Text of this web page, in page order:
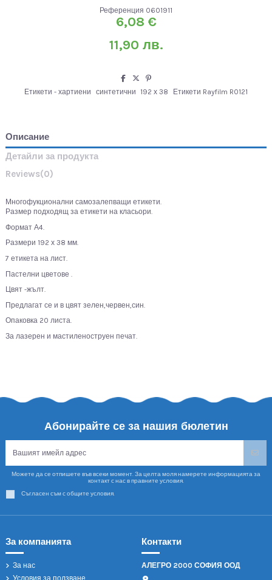
Референция 0601911
6,08 €
11,90 лв.
Етикети - хартиени синтетични 192 х 38 Етикети Rayfilm R0121
Описание
Детайли за продукта
Reviews(0)
Многофукционални самозалепващи етикети.
Размер подходящ за етикети на класьори.
Формат А4.
Размери 192 х 38 мм.
7 етикета на лист.
Пастелни цветове .
Цвят -жълт.
Предлагат се и в цвят зелен,червен,син.
Опаковка 20 листа.
За лазерен и мастиленоструен печат.
Абонирайте се за нашия бюлетин
Можете да се отпишете във всеки момент. За целта моля намерете информацията за
контакт с нас в правните условия.
Съгласен съм с общите условия.
За компанията
За нас
Условия за ползване
Контакти
АЛЕГРО 2000 СОФИЯ ООД